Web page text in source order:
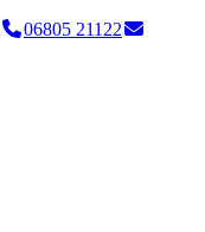
06805 21122